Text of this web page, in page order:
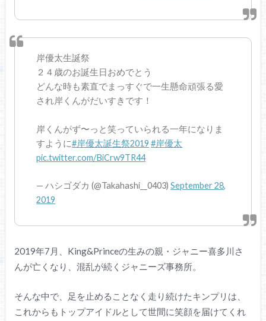
岸優太生誕祭
２４歳のお誕生日おめでとう
どんな時も素直でまっすぐで一生懸命頑張る愛
され岸くんがだいすきです！
岸くんがず〜っと笑っていられる一年になりま
すように#岸優太誕生祭2019 #岸優太
pic.twitter.com/BiCrw9TR44
— ハシゴダカ (@Takahashi__0403)September 28,
2019
2019年7月、King&Princeの生みの親・ジャニー喜多川さ
んが亡くなり、混乱が続くジャニーズ事務所。
そんな中で、足を止めることなく走り続けたキンプリは、
これからもトップアイドルとして世間に笑顔を届けてくれ